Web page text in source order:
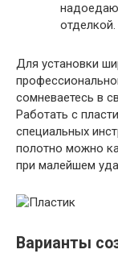
отделкой.
Для установки
сомневаетесь в
Работать с
специальных
полотно можно
при малейшем
Варианты